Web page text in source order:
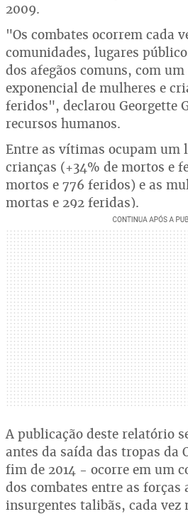
2009.
"Os combates ocorrem cada
comunidades, lugares
dos afegãos comuns, com
exponencial de mulheres e
feridos", declarou Georgette
recursos humanos.
Entre as vítimas ocupam um
crianças (+34% de mortos e
mortos e 776 feridos) e as
mortas e 292 feridas).
A publicação deste relatório
antes da saída das tropas da
fim de 2014 - ocorre em um
dos combates entre as forças
insurgentes talibãs, cada vez